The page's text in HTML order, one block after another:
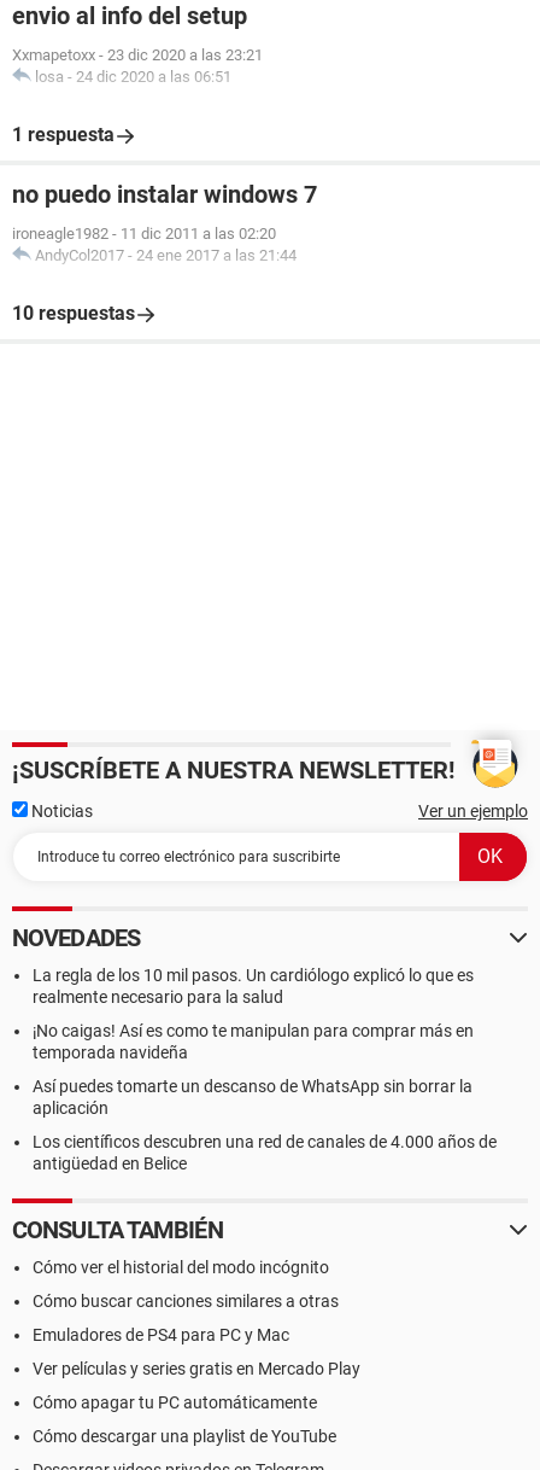
envio al info del setup
Xxmapetoxx - 23 dic 2020 a las 23:21
losa - 24 dic 2020 a las 06:51
1 respuesta
no puedo instalar windows 7
ironeagle1982 - 11 dic 2011 a las 02:20
AndyCol2017 - 24 ene 2017 a las 21:44
10 respuestas
¡SUSCRÍBETE A NUESTRA NEWSLETTER!
Noticias Ver un ejemplo
NOVEDADES
La regla de los 10 mil pasos. Un cardiólogo explicó lo que es
realmente necesario para la salud
¡No caigas! Así es como te manipulan para comprar más en
temporada navideña
Así puedes tomarte un descanso de WhatsApp sin borrar la
aplicación
Los científicos descubren una red de canales de 4.000 años de
antigüedad en Belice
CONSULTA TAMBIÉN
Cómo ver el historial del modo incógnito
Cómo buscar canciones similares a otras
Emuladores de PS4 para PC y Mac
Ver películas y series gratis en Mercado Play
Cómo apagar tu PC automáticamente
Cómo descargar una playlist de YouTube